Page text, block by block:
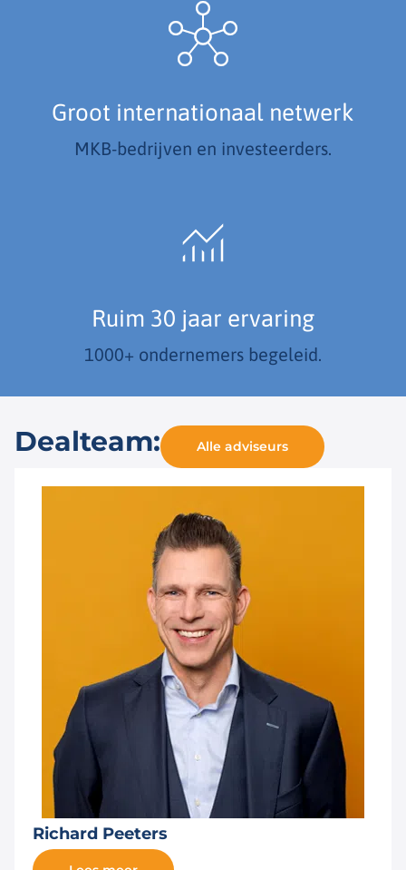
Groot internationaal netwerk
MKB-bedrijven en investeerders.
Ruim 30 jaar ervaring
1000+ ondernemers begeleid.
Dealteam: Alle adviseurs
Richard Peeters